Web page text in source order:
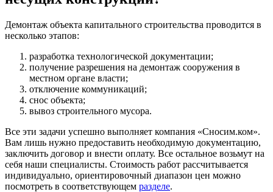
Демонтаж объекта капитального строительства проводится в
несколько этапов:
разработка технологической документации;
получение разрешения на демонтаж сооружения в
местном органе власти;
отключение коммуникаций;
снос объекта;
вывоз строительного мусора.
Все эти задачи успешно выполняет компания «Сносим.ком».
Вам лишь нужно предоставить необходимую документацию,
заключить договор и внести оплату. Все остальное возьмут на
себя наши специалисты. Стоимость работ рассчитывается
индивидуально, ориентировочный диапазон цен можно
посмотреть в соответствующем разделе.